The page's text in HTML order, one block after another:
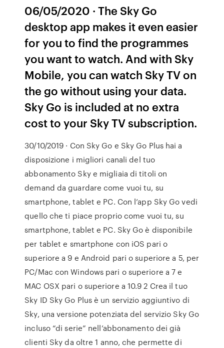
06/05/2020 · The Sky Go
desktop app makes it even easier
for you to find the programmes
you want to watch. And with Sky
Mobile, you can watch Sky TV on
the go without using your data.
Sky Go is included at no extra
cost to your Sky TV subscription.
30/10/2019 · Con Sky Go e Sky Go Plus hai a
disposizione i migliori canali del tuo
abbonamento Sky e migliaia di titoli on
demand da guardare come vuoi tu, su
smartphone, tablet e PC. Con l’app Sky Go vedi
quello che ti piace proprio come vuoi tu, su
smartphone, tablet e PC. Sky Go è disponibile
per tablet e smartphone con iOS pari o
superiore a 9 e Android pari o superiore a 5, per
PC/Mac con Windows pari o superiore a 7 e
MAC OSX pari o superiore a 10.9 2 Crea il tuo
Sky ID Sky Go Plus è un servizio aggiuntivo di
Sky, una versione potenziata del servizio Sky Go
incluso “di serie” nell’abbonamento dei già
clienti Sky da oltre 1 anno, che permette di